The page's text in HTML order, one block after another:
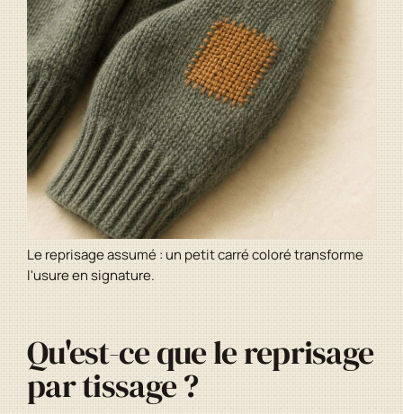
Le reprisage assumé : un petit carré coloré transforme
l'usure en signature.
Qu'est-ce que le reprisage
par tissage ?